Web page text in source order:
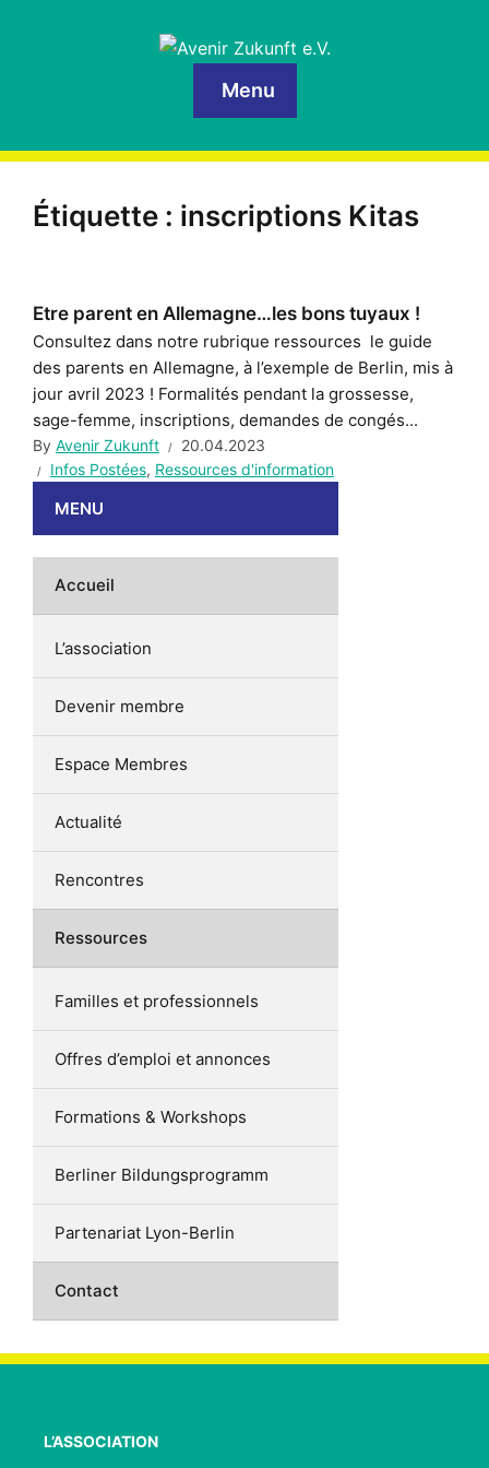
Menu
Étiquette : inscriptions Kitas
Etre parent en Allemagne…les bons tuyaux !
Consultez dans notre rubrique ressources le guide
des parents en Allemagne, à l’exemple de Berlin, mis à
jour avril 2023 ! Formalités pendant la grossesse,
sage-femme, inscriptions, demandes de congés...
By Avenir Zukunft
20.04.2023
Infos Postées, Ressources d'information
MENU
Accueil
L’association
Devenir membre
Espace Membres
Actualité
Rencontres
Ressources
Familles et professionnels
Offres d’emploi et annonces
Formations & Workshops
Berliner Bildungsprogramm
Partenariat Lyon-Berlin
Contact
L’ASSOCIATION